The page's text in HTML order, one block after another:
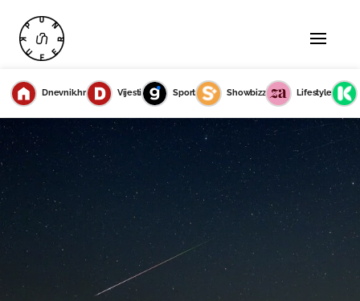
Dnevnik.hr Vijesti Sport Showbizz Lifestyle